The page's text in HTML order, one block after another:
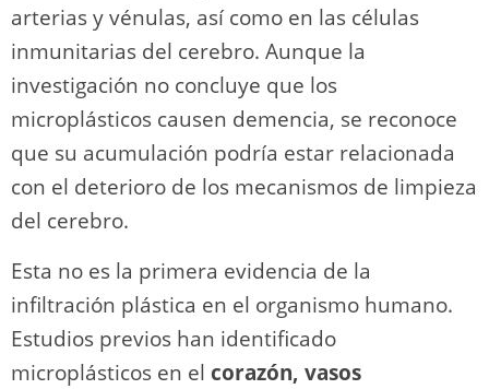
arterias y vénulas, así como en las células
inmunitarias del cerebro. Aunque la
investigación no concluye que los
microplásticos causen demencia, se reconoce
que su acumulación podría estar relacionada
con el deterioro de los mecanismos de limpieza
del cerebro.
Esta no es la primera evidencia de la
infiltración plástica en el organismo humano.
Estudios previos han identificado
microplásticos en el corazón, vasos